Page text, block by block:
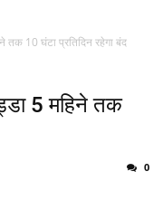
तक 10 घंटा प्रतिदिन रहेगा बंद
5 महिने तक
0